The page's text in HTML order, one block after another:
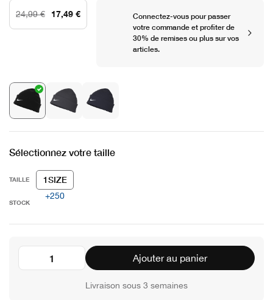
17,49 €
24,99 €
Connectez-vous pour passer
votre commande et profiter de
30% de remises ou plus sur vos
articles.
Sélectionnez votre taille
TAILLE
STOCK
1SIZE
+250
Ajouter au panier
Livraison sous 3 semaines